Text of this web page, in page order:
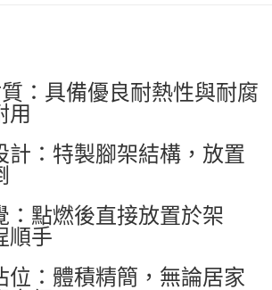
含以上)免運費
含以上)免運費
含以上)免運費
含以上)免運費
：具備優良耐熱性與耐腐
用
計：特製腳架結構，放置
：點燃後直接放置於架
順手
位：體積精簡，無論居家